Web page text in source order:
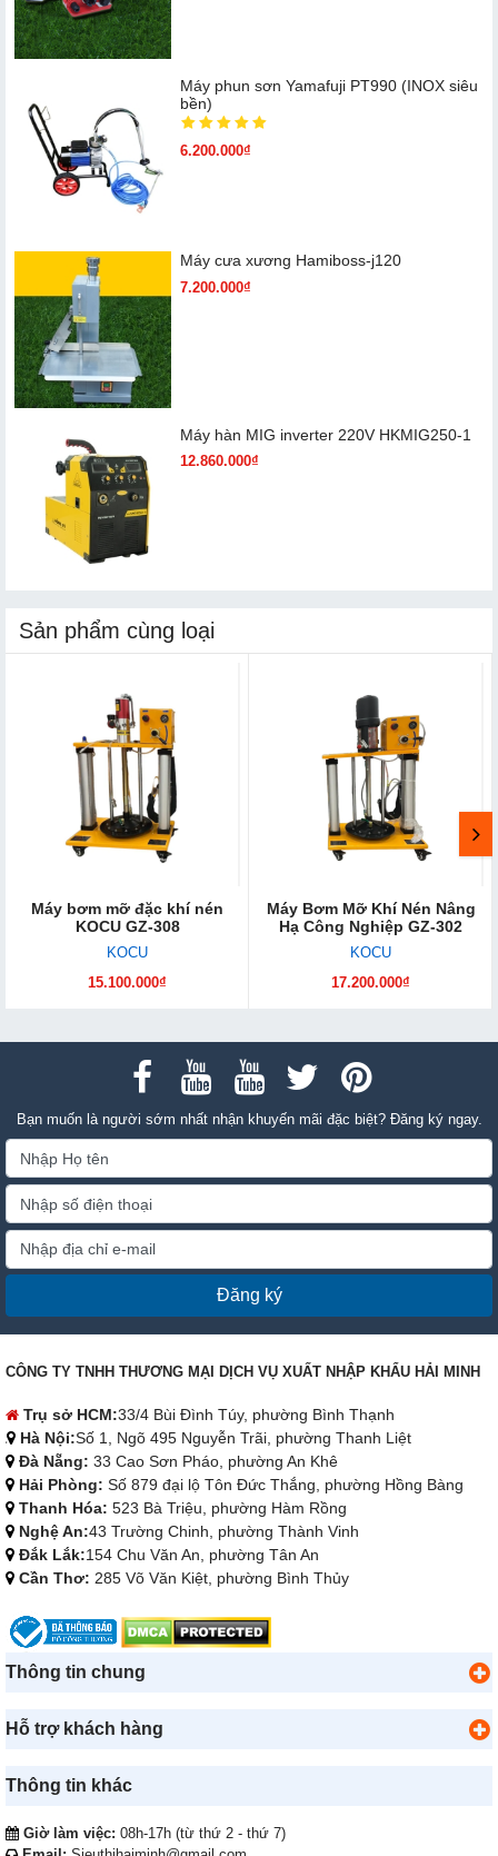
Máy phun sơn Yamafuji PT990 (INOX siêu
bền)
6.200.000₫
Máy cưa xương Hamiboss-j120
7.200.000₫
Máy hàn MIG inverter 220V HKMIG250-1
12.860.000₫
Sản phẩm cùng loại
Máy bơm mỡ đặc khí nén
KOCU GZ-308
KOCU
15.100.000₫
Máy Bơm Mỡ Khí Nén Nâng
Hạ Công Nghiệp GZ-302
KOCU
17.200.000₫
Bạn muốn là người sớm nhất nhận khuyến mãi đặc biệt? Đăng ký ngay.
Đăng ký
CÔNG TY TNHH THƯƠNG MẠI DỊCH VỤ XUẤT NHẬP KHẨU HẢI MINH
Trụ sở HCM:33/4 Bùi Đình Túy, phường Bình Thạnh
Hà Nội:Số 1, Ngõ 495 Nguyễn Trãi, phường Thanh Liệt
Đà Nẵng: 33 Cao Sơn Pháo, phường An Khê
Hải Phòng: Số 879 đại lộ Tôn Đức Thắng, phường Hồng Bàng
Thanh Hóa: 523 Bà Triệu, phường Hàm Rồng
Nghệ An:43 Trường Chinh, phường Thành Vinh
Đắk Lắk:154 Chu Văn An, phường Tân An
Cần Thơ: 285 Võ Văn Kiệt, phường Bình Thủy
Thông tin chung
Hỗ trợ khách hàng
Thông tin khác
Giờ làm việc: 08h-17h (từ thứ 2 - thứ 7)